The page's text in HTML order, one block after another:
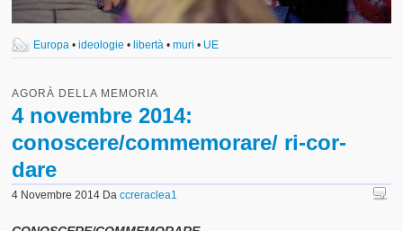
Europa •ideologie •libertà •muri • UE
AGORÀ DELLA MEMORIA
4 novembre 2014:
conoscere/commemorare/ ri-cor-
dare
4 Novembre 2014 Daccreraclea1